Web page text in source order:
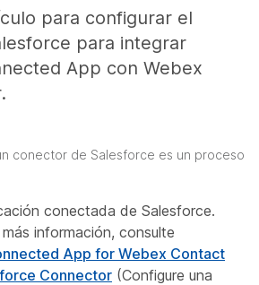
para configurar el
para integrar
App con Webex
conector de Salesforce es un proceso
conectada de Salesforce.
información, consulte
App for Webex Contact
Connector (Configure una